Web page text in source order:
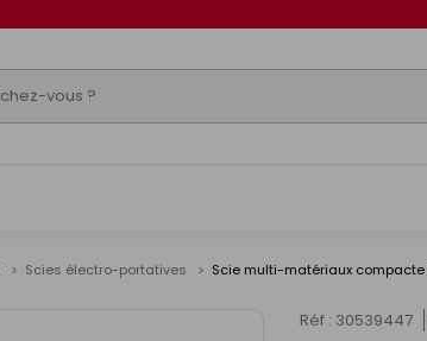
Scies électro-portatives Scie multi-matériaux compacte
Réf : 30539447